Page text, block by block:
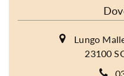
Lungo
23100